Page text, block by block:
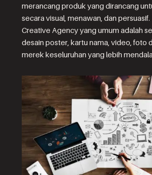
merancang produk yang dirancang
secara visual, menawan, dan
Creative Agency yang umum adalah
desain poster, kartu nama, video, foto
merek keseluruhan yang lebih